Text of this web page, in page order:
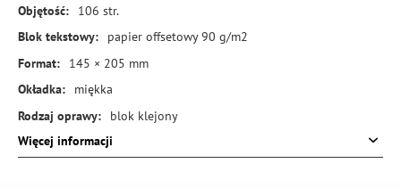
Objętość: 106 str.
Blok tekstowy:
papier offsetowy 90 g/m2
Format:
145 × 205 mm
Okładka:
miękka
Rodzaj oprawy:
blok klejony
ISBN:
978-83-8369-188-6
Więcej informacji